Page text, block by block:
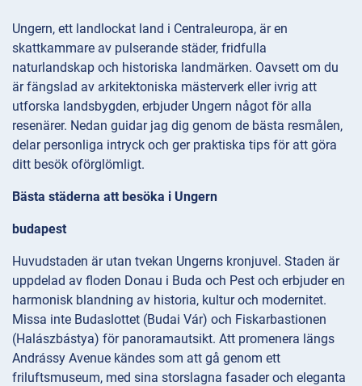
Ungern, ett landlockat land i Centraleuropa, är en
skattkammare av pulserande städer, fridfulla
naturlandskap och historiska landmärken. Oavsett om du
är fängslad av arkitektoniska mästerverk eller ivrig att
utforska landsbygden, erbjuder Ungern något för alla
resenärer. Nedan guidar jag dig genom de bästa resmålen,
delar personliga intryck och ger praktiska tips för att göra
ditt besök oförglömligt.
Bästa städerna att besöka i Ungern
budapest
Huvudstaden är utan tvekan Ungerns kronjuvel. Staden är
uppdelad av floden Donau i Buda och Pest och erbjuder en
harmonisk blandning av historia, kultur och modernitet.
Missa inte Budaslottet (Budai Vár) och Fiskarbastionen
(Halászbástya) för panoramautsikt. Att promenera längs
Andrássy Avenue kändes som att gå genom ett
friluftsmuseum, med sina storslagna fasader och eleganta